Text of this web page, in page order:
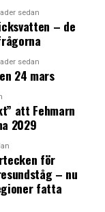
annan av
vi har
Durhuus.
Öresund
har startats
sedan
– de
sedan
24 mars
att Fehmarn
2029
för
– nu
fatta